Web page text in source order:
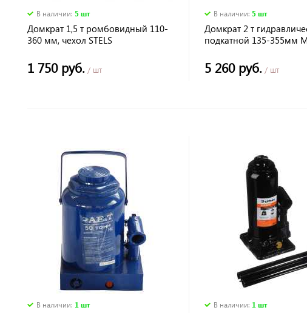
В наличии: 5 шт
Домкрат 1,5 т ромбовидный 110-
360 мм, чехол STELS
1 750 руб. / шт
В наличии: 5 шт
Домкрат 2 т
подкатной 135-355мм
5 260 руб./ шт
В наличии: 1 шт В наличии: 1 шт